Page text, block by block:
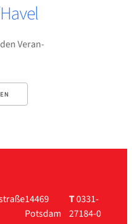
Ver­an­
14469
Potsdam
T0331-
27184-0